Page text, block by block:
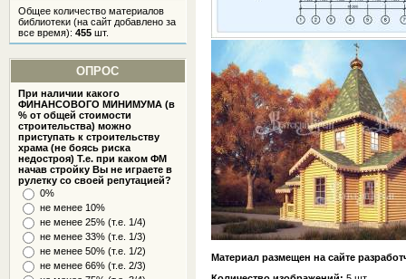
Общее количество материалов
библиотеки (на сайт добавлено за
все время):455 шт.
ОПРОС
При наличии какого
ФИНАНСОВОГО МИНИМУМА (в
% от общей стоимости
строительства) можно
приступать к строительству
храма (не боясь риска
недостроя) Т.е. при каком ФМ
начав стройку Вы не играете в
рулетку со своей репутацией?
0%
не менее 10%
не менее 25% (т.е. 1/4)
не менее 33% (т.е. 1/3)
не менее 50% (т.е. 1/2)
не менее 66% (т.е. 2/3)
Материал размещен на сайте